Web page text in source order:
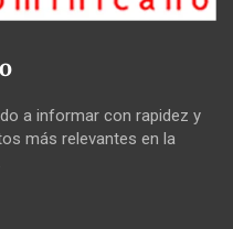
a informar con rapidez y
más relevantes en la